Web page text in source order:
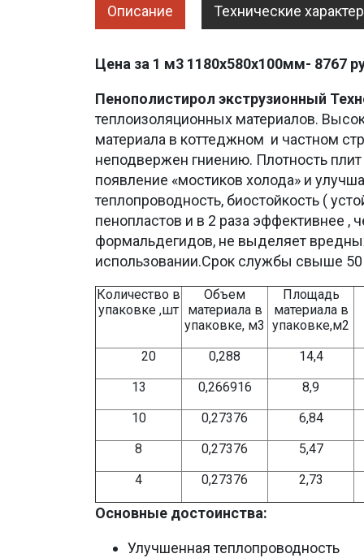
Описание Технические
Цена за 1 м3 1180х580х100мм- 8767
Пенополистирол экструзионный
теплоизоляционных материалов.
материала в коттеджном и частном
неподвержен гниению. Плотность
появление «мостиков холода» и
теплопроводность, биостойкость (
пенопластов и в 2 раза эффективнее ,
формальдегидов, не выделяет
использовании.Срок службы свыше 50
Количество в
упаковке ,шт
Объем
материала в
упаковке, м3
Площадь
материала в
упаковке,м2
20
0,288
14,4
13
0,266916
8,9
10
0,27376
6,84
8
0,27376
5,47
4
0,27376 2,73
Основные достоинства:
Улучшенная теплопроводность